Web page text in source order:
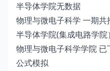
半导体学院无数据
物理与微电子科学 一期共
半导体学院(集成电路学
物理与微电子科学学院 已
公式模拟